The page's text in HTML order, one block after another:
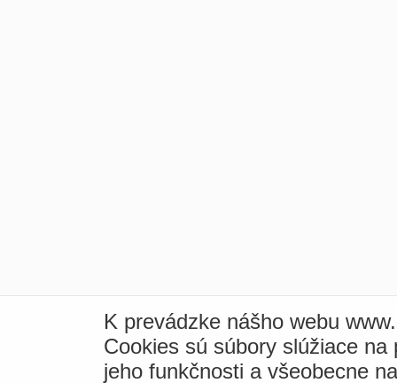
K prevádzke nášho webu
Cookies sú súbory slúžiace
jeho funkčnosti a všeobecne